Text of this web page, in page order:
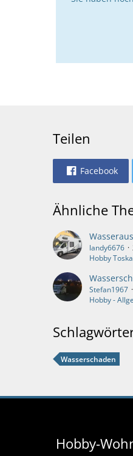
Teilen
Facebook
Ähnliche
landy6676
Hobby
Stefan1967
Hobby -
Wasserschaden
Hobby-